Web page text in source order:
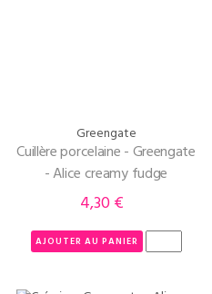
Greengate
Cuillère porcelaine - Greengate
- Alice creamy fudge
Prix
4,30 €
AJOUTER AU PANIER